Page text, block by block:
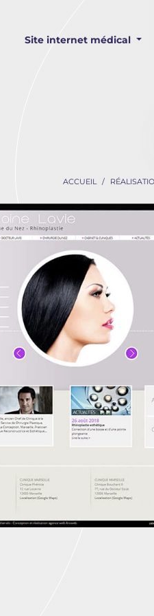
Site internet médical
ACCUEIL